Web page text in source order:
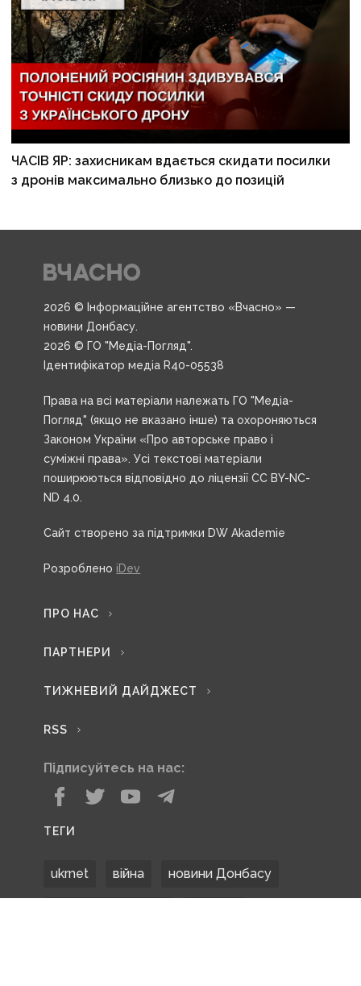
ЧАСІВ ЯР: захисникам вдається скидати посилки
з дронів максимально близько до позицій
2026 © Інформаційне агентство «Вчасно» —
новини Донбасу.
2026 © ГО "Медіа-Погляд".
Ідентифікатор медіа R40-05538
Права на всі матеріали належать ГО "Медіа-
Погляд" (якщо не вказано інше) та охороняються
Законом України «Про авторське право і
суміжні права». Усі текстові матеріали
поширюються відповідно до ліцензії CC BY-NC-
ND 4.0.
Сайт створено за підтримки DW Akademie
Розроблено iDev
ПРО НАС
ПАРТНЕРИ
ТИЖНЕВИЙ ДАЙДЖЕСТ
RSS
Підписуйтесь на нас:
ТЕГИ
ukrnet війна новини Донбасу